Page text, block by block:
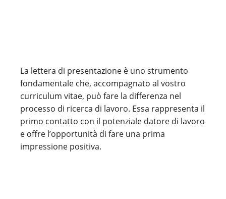
La lettera di presentazione è uno strumento
fondamentale che, accompagnato al vostro
curriculum vitae, può fare la differenza nel
processo di ricerca di lavoro. Essa rappresenta il
primo contatto con il potenziale datore di lavoro
e offre l’opportunità di fare una prima
impressione positiva.